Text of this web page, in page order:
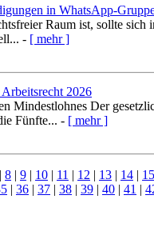
in WhatsApp-
Raum ist, sollte
- [ mehr ]
2026
Mindestlohnes Der
Fünfte... - [ mehr ]
| 8 | 9 | 10 | 11 | 12 | 13 | 14 | 15
| 36 | 37 | 38 | 39 | 40 | 41 |